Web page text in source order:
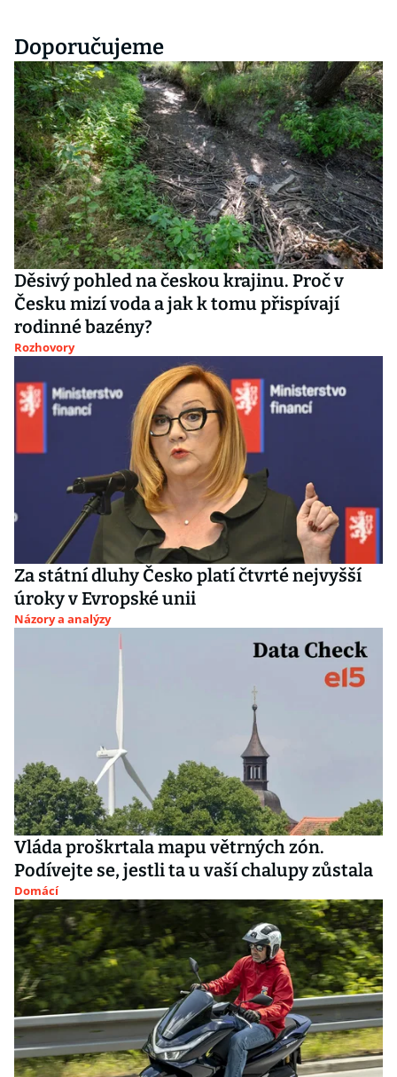
Doporučujeme
Děsivý pohled na českou krajinu. Proč v
Česku mizí voda a jak k tomu přispívají
rodinné bazény?
Rozhovory
Za státní dluhy Česko platí čtvrté nejvyšší
úroky v Evropské unii
Názory a analýzy
Vláda proškrtala mapu větrných zón.
Podívejte se, jestli ta u vaší chalupy zůstala
Domácí